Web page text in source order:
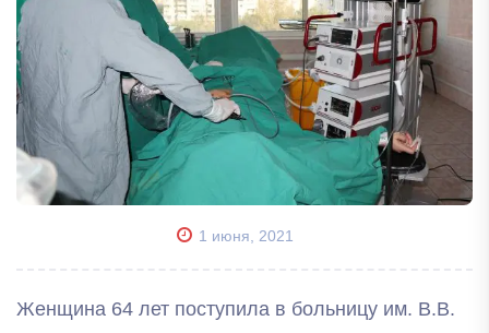
1 июня, 2021
Женщина 64 лет поступила в больницу им. В.В.